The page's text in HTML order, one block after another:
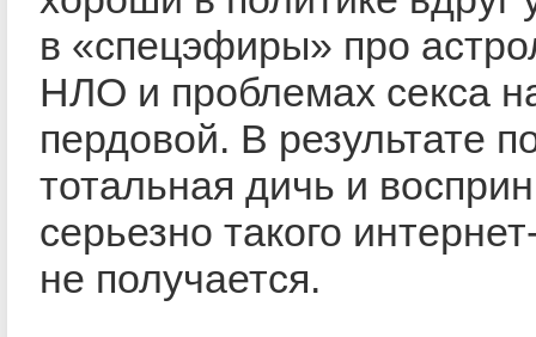
в «спецэфиры» про
НЛО и проблемах секса
пердовой. В результате
тотальная дичь и
серьезно такого
не получается.